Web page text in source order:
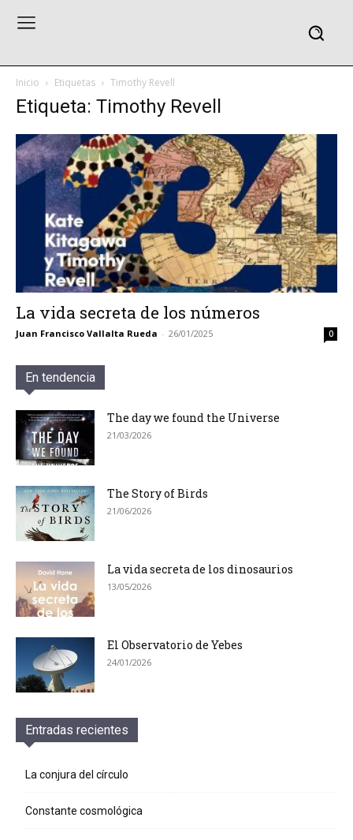
Inicio Etiquetas Timothy Revell
Etiqueta: Timothy Revell
La vida secreta de los números
Juan Francisco Vallalta Rueda - 26/01/2025 0
En tendencia
The day we found the Universe
21/03/2026
The Story of Birds
21/06/2026
La vida secreta de los dinosaurios
13/05/2026
El Observatorio de Yebes
24/01/2026
Entradas recientes
La conjura del círculo
Constante cosmológica